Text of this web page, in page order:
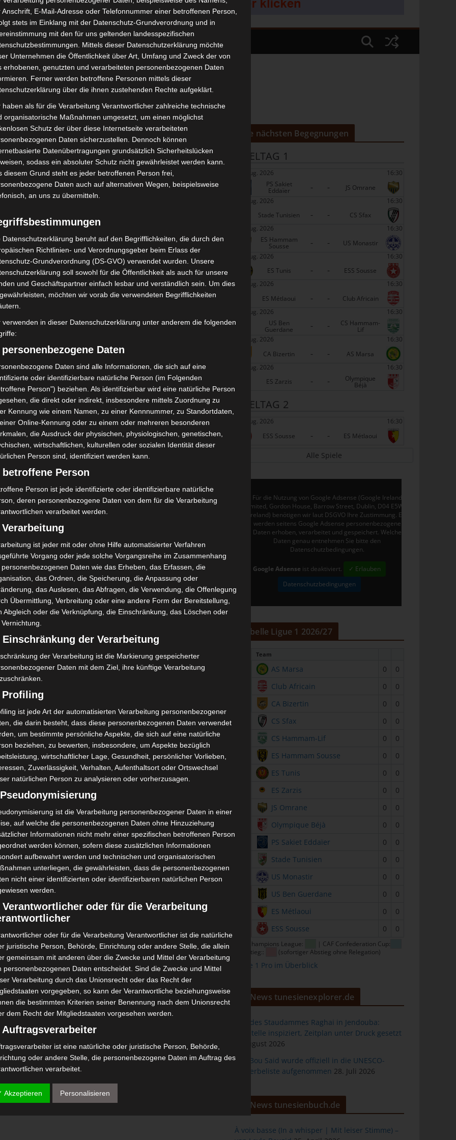
STADIEN IMPRESSUM
de Mahdia (EMM)
(EMM)
Hached, B.P. 30
mahdia.com
24. August 1937 | Fußball: 1939
Khouja, Mahdia (Complexe Ahmed-Khouaja)
in Mahdia, Tunesien, der 1939 gegründet wurde. Er ist
gegründet wurde.
1927 gegründet: Es handelte sich um den Club sportif
er wieder aufgelöst wurde. Der Nationalist Béchir Attia
de Mahdia mit Spielern wie Frej Ben Hmida, Hédi
drei Jahren wurde die Mannschaft jedoch von den
Nationalismus zu schüren.
August 1937 El Makarem de Mahdia gründete, zunächst
Datum ist unbekannt, wurde die Fußballabteilung ins
des Zentrums und der Sahelzone und stieg in die
1960 trug der Verein für eine einzige Saison die Farben
Farben an, die als bedeutsam für die geografische
Sghaïer, Ahmed Mansour, Houcine Remadi,
Ali Sakka, Hédi Farhat, Mohamed Taieb Braham
1 3 Océano Club de Kerkennah
(OCK)
Khouja, Mahdia (Complexe Ahmed-Khouaja)
1 0 El Makarem de Mahdia (EMM)
0 1 Union Sportive de Tataouine
(UST)
Khouja, Mahdia (Complexe Ahmed-Khouaja)
0
Stade Hamouda Hadded, Megrine
1 1
Khouja, Mahdia (Complexe Ahmed-Khouaja)
0 0 El Makarem de Mahdia (EMM)
Stade Agareb
0 0 Sfax Railways Sports (SRS)
Khouja, Mahdia (Complexe Ahmed-Khouaja)
2 0 El Makarem de Mahdia (EMM)
Union sportive de Bousalem
(USB)
Khouja, Mahdia (Complexe Ahmed-Khouaja)
0 0
Stade Municipal Bouhajla
Load More
Die nächsten Begegnungen
SPIELTAG 1
22 Aug. 2026
16:30
PS Sakiet
Eddaïer - -
JS Omrane
22 Aug. 2026
16:30
Stade Tunisien
- -
CS Sfax
22 Aug. 2026
16:30
ES Hammam
Sousse - -
US Monastir
22 Aug. 2026
16:30
ES Tunis
- -
ESS Sousse
22 Aug. 2026
16:30
ES Métlaoui
- -
Club Africain
22 Aug. 2026
16:30
US Ben
Guerdane - - CS Hammam-
Lif
22 Aug. 2026
16:30
CA Bizertin
- -
AS Marsa
22 Aug. 2026
16:30
ES Zarzis
- - Olympique
Béjà
SPIELTAG 2
29 Aug. 2026
16:30
ESS Sousse
- - ES Métlaoui
Alle Spiele
Für die Nutzung von Google Adsense (Google Ireland
Limited, Gordon House, Barrow Street, Dublin, D04 E5W5,
Ireland) benötigen wir laut DSGVO Ihre Zustimmung. Es
werden seitens Google Adsense personenbezogene
Daten erhoben, verarbeitet und gespeichert. Welche
Daten genau entnehmen Sie bitte den
Datenschutzbedingungen.
Google Adsense ist deaktiviert.
✓ Erlauben
Datenschutzbedingungen
Tabelle Ligue 1 2026/27
Team
AS Marsa 0
0
Club Africain 0
0
CA Bizertin 0
0
CS Sfax 0
0
CS Hammam-Lif 0
0
ES Hammam Sousse 0
0
ES Tunis 0
0
ES Zarzis 0
0
JS Omrane 0
0
Olympique Béjà 0
0
PS Sakiet Eddaïer 0
0
Stade Tunisien 0
0
US Monastir 0
0
US Ben Guerdane 0
0
ES Métlaoui 0
0
ESS Sousse 0 0
CAF Champions League:
| CAF Confederation Cup:
| Abstieg::
(sofortiger Abstieg ohne Relegation)
Ligue 1 Pro im Überblick
News tunesienexplorer.de
Bau des Staudammes Raghai in Jendouba:
Baustelle inspiziert, Zeitplan unter Druck gesetzt
2. August 2026
Sidi Bou Said wurde offiziell in die UNESCO-
Welterbeliste aufgenommen 28. Juli 2026
News tunesienbuch.de
À voix basse (In a whisper | Mit leiser Stimme) –
Anschrift, E-Mail-Adresse oder Telefonnummer einer betroffenen Person,
stets im Einklang mit der Datenschutz-Grundverordnung und in
mit den für uns geltenden landesspezifischen
Mittels dieser Datenschutzerklärung möchte
Unternehmen die Öffentlichkeit über Art, Umfang und Zweck der von
erhobenen, genutzten und verarbeiteten personenbezogenen Daten
Ferner werden betroffene Personen mittels dieser
über die ihnen zustehenden Rechte aufgeklärt.
haben als für die Verarbeitung Verantwortlicher zahlreiche technische
organisatorische Maßnahmen umgesetzt, um einen möglichst
Schutz der über diese Internetseite verarbeiteten
Daten sicherzustellen. Dennoch können
Datenübertragungen grundsätzlich Sicherheitslücken
sodass ein absoluter Schutz nicht gewährleistet werden kann.
diesem Grund steht es jeder betroffenen Person frei,
Daten auch auf alternativen Wegen, beispielsweise
an uns zu übermitteln.
Datenschutzerklärung beruht auf den Begrifflichkeiten, die durch den
Richtlinien- und Verordnungsgeber beim Erlass der
Grundverordnung (DS-GVO) verwendet wurden. Unsere
soll sowohl für die Öffentlichkeit als auch für unsere
und Geschäftspartner einfach lesbar und verständlich sein. Um dies
möchten wir vorab die verwendeten Begrifflichkeiten
verwenden in dieser Datenschutzerklärung unter anderem die folgenden
personenbezogene Daten
Daten sind alle Informationen, die sich auf eine
oder identifizierbare natürliche Person (im Folgenden
Person") beziehen. Als identifizierbar wird eine natürliche Person
die direkt oder indirekt, insbesondere mittels Zuordnung zu
Kennung wie einem Namen, zu einer Kennnummer, zu Standortdaten,
Online-Kennung oder zu einem oder mehreren besonderen
die Ausdruck der physischen, physiologischen, genetischen,
wirtschaftlichen, kulturellen oder sozialen Identität dieser
Person sind, identifiziert werden kann.
betroffene Person
Person ist jede identifizierte oder identifizierbare natürliche
deren personenbezogene Daten von dem für die Verarbeitung
verarbeitet werden.
ist jeder mit oder ohne Hilfe automatisierter Verfahren
Vorgang oder jede solche Vorgangsreihe im Zusammenhang
personenbezogenen Daten wie das Erheben, das Erfassen, die
das Ordnen, die Speicherung, die Anpassung oder
das Auslesen, das Abfragen, die Verwendung, die Offenlegung
Übermittlung, Verbreitung oder eine andere Form der Bereitstellung,
Abgleich oder die Verknüpfung, die Einschränkung, das Löschen oder
Einschränkung der Verarbeitung
der Verarbeitung ist die Markierung gespeicherter
Daten mit dem Ziel, ihre künftige Verarbeitung
Profiling
ist jede Art der automatisierten Verarbeitung personenbezogener
die darin besteht, dass diese personenbezogenen Daten verwendet
um bestimmte persönliche Aspekte, die sich auf eine natürliche
beziehen, zu bewerten, insbesondere, um Aspekte bezüglich
wirtschaftlicher Lage, Gesundheit, persönlicher Vorlieben,
Zuverlässigkeit, Verhalten, Aufenthaltsort oder Ortswechsel
natürlichen Person zu analysieren oder vorherzusagen.
ist die Verarbeitung personenbezogener Daten in einer
auf welche die personenbezogenen Daten ohne Hinzuziehung
Informationen nicht mehr einer spezifischen betroffenen Person
werden können, sofern diese zusätzlichen Informationen
aufbewahrt werden und technischen und organisatorischen
unterliegen, die gewährleisten, dass die personenbezogenen
nicht einer identifizierten oder identifizierbaren natürlichen Person
werden.
Verantwortlicher oder für die Verarbeitung
oder für die Verarbeitung Verantwortlicher ist die natürliche
juristische Person, Behörde, Einrichtung oder andere Stelle, die allein
gemeinsam mit anderen über die Zwecke und Mittel der Verarbeitung
personenbezogenen Daten entscheidet. Sind die Zwecke und Mittel
Verarbeitung durch das Unionsrecht oder das Recht der
vorgegeben, so kann der Verantwortliche beziehungsweise
die bestimmten Kriterien seiner Benennung nach dem Unionsrecht
dem Recht der Mitgliedstaaten vorgesehen werden.
Auftragsverarbeiter
ist eine natürliche oder juristische Person, Behörde,
oder andere Stelle, die personenbezogene Daten im Auftrag des
verarbeitet.
ist eine natürliche oder juristische Person, Behörde, Einrichtung
Akzeptieren Personalisieren